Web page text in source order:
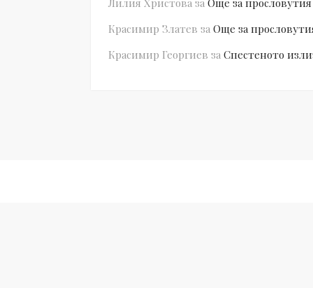
Красимир Златев за Още за
Красимир Георгиев за Спестеното